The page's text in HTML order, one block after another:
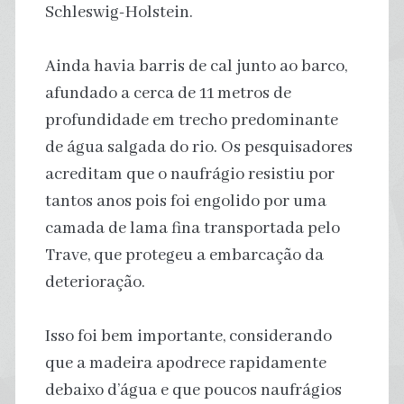
Schleswig-Holstein.
Ainda havia barris de cal junto ao barco,
afundado a cerca de 11 metros de
profundidade em trecho predominante
de água salgada do rio. Os pesquisadores
acreditam que o naufrágio resistiu por
tantos anos pois foi engolido por uma
camada de lama fina transportada pelo
Trave, que protegeu a embarcação da
deterioração.
Isso foi bem importante, considerando
que a madeira apodrece rapidamente
debaixo d’água e que poucos naufrágios